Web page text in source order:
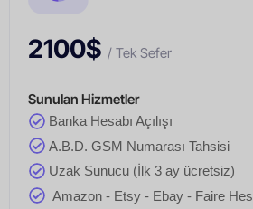
2100$ / Tek Sefer
Sunulan Hizmetler
Banka Hesabı Açılışı
A.B.D. GSM Numarası Tahsisi
Uzak Sunucu (İlk 3 ay ücretsiz)
Amazon - Etsy - Ebay - Faire